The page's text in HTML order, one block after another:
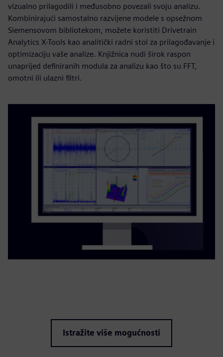
vizualno prilagodili i međusobno povezali svoju analizu.
Kombinirajući samostalno razvijene modele s opsežnom
Siemensovom bibliotekom, možete koristiti Drivetrain
Analytics X-Tools kao analitički radni stol za prilagođavanje i
optimizaciju vaše analize. Knjižnica nudi širok raspon
unaprijed definiranih modula za analizu kao što su FFT,
omotni ili ulazni filtri.
Istražite više mogućnosti